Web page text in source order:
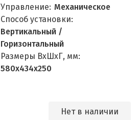
Управление: Механическое
Способ установки:
Вертикальный /
Горизонтальный
Размеры ВхШхГ, мм:
580х434х250
Нет в наличии